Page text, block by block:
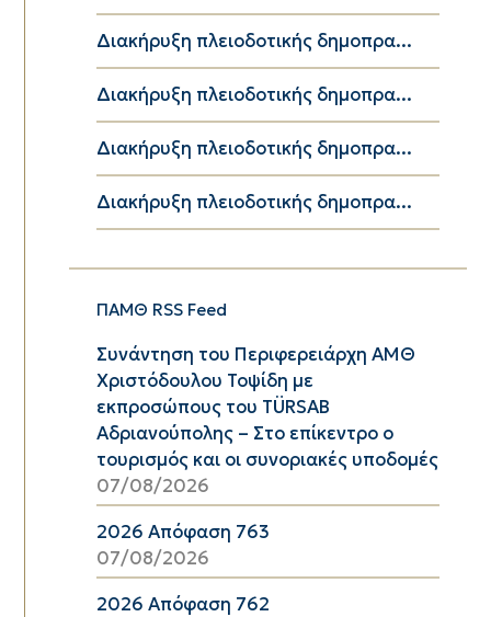
Διακήρυξη πλειοδοτικής δημοπρα...
Διακήρυξη πλειοδοτικής δημοπρα...
Διακήρυξη πλειοδοτικής δημοπρα...
Διακήρυξη πλειοδοτικής δημοπρα...
ΠΑΜΘ RSS Feed
Συνάντηση του Περιφερειάρχη ΑΜΘ
Χριστόδουλου Τοψίδη με
εκπροσώπους του TÜRSAB
Αδριανούπολης – Στο επίκεντρο ο
τουρισμός και οι συνοριακές υποδομές
07/08/2026
2026 Απόφαση 763
07/08/2026
2026 Απόφαση 762